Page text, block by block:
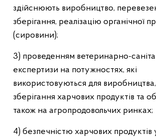
здійснюють виробництво,
зберігання, реалізацію органічної
(сировини);
3) проведенням ветеринарно-
експертизи на потужностях, які
використовуються для
зберігання харчових продуктів та
також на агропродовольчих ринках;
4) безпечністю харчових продуктів